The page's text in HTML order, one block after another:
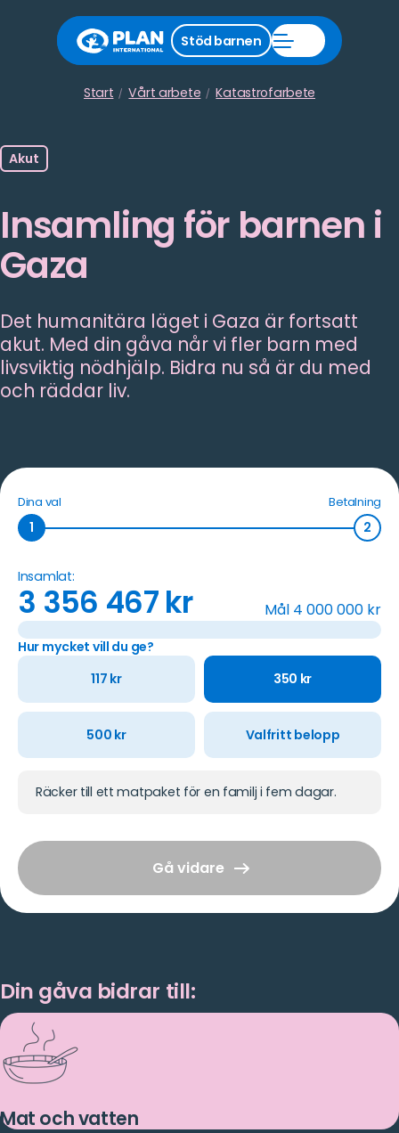
Start Vårt arbete Katastrofarbete
Stäng
stödmeny
Stöd barnen
Stöd
barnen
Öppna
meny
Akut
Insamling för barnen i
Gaza
Det humanitära läget i Gaza är fortsatt
akut. Med din gåva når vi fler barn med
livsviktig nödhjälp. Bidra nu så är du med
och räddar liv.
Dina val Betalning
1 2
Insamlat:
3 356 467kr Mål 4 000 000 kr
Hur mycket vill du ge?
117 kr 350 kr
500 kr Valfritt belopp
Räcker till ett matpaket för en familj i fem dagar.
Gå vidare
Din gåva bidrar till:
Mat och vatten